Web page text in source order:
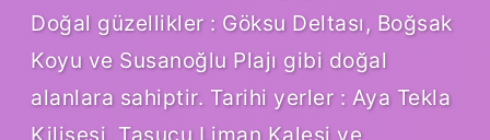
Doğal güzellikler : Göksu Deltası, Boğsak
Koyu ve Susanoğlu Plajı gibi doğal
alanlara sahiptir. Tarihi yerler : Aya Tekla
Kilisesi, Taşucu Liman Kalesi ve